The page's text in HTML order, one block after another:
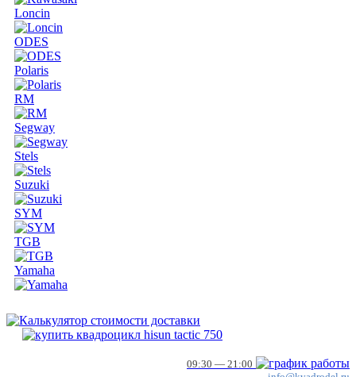
Loncin
ODES
Polaris
RM
Segway
Stels
Suzuki
SYM
TGB
Yamaha
09:30 — 21:00